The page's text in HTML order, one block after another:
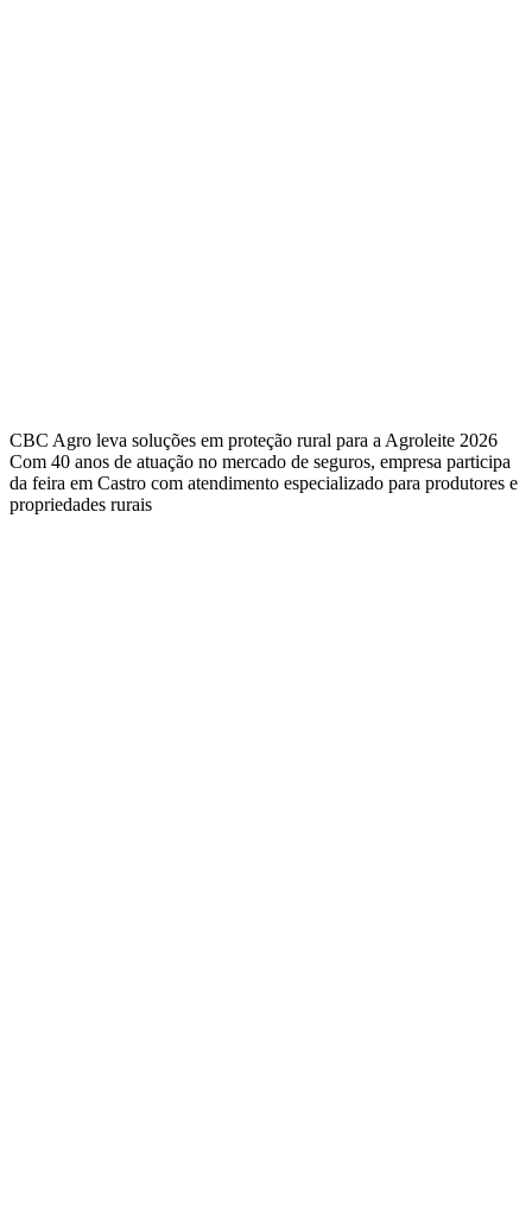
CBC Agro leva soluções em proteção rural para a Agroleite 2026
Com 40 anos de atuação no mercado de seguros, empresa participa
da feira em Castro com atendimento especializado para produtores e
propriedades rurais